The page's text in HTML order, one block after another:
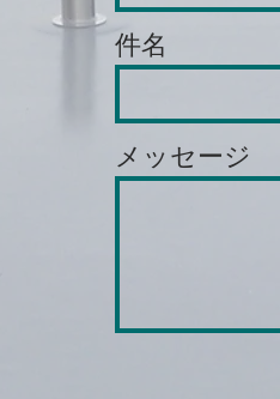
件名
メッセージ